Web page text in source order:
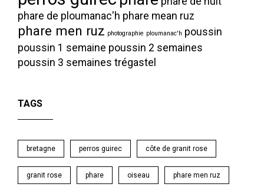
phare de ploumanac'h phare mean ruz
phare men ruz photographie ploumanac'h poussin
poussin 1 semaine poussin 2 semaines
poussin 3 semaines trégastel
TAGS
bretagne perros guirec côte de granit rose
granit rose phare oiseau phare men ruz